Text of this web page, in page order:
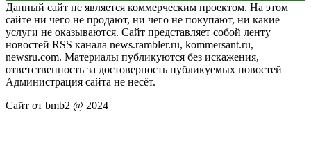
Данный сайт не является коммерческим проектом. На этом
сайте ни чего не продают, ни чего не покупают, ни какие
услуги не оказываются. Сайт представляет собой ленту
новостей RSS канала news.rambler.ru, kommersant.ru,
newsru.com. Материалы публикуются без искажения,
ответственность за достоверность публикуемых новостей
Администрация сайта не несёт.
Сайт от bmb2 @ 2024